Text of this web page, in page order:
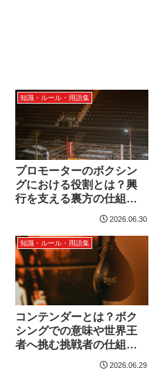
知識・ルール・用語集
プロモーターのボクシン
グにおける役割とは？興
行を支える裏方の仕組み
2026.06.30
知識・ルール・用語集
コンテンダーとは？ボク
シングでの意味や世界王
者へ挑む挑戦者の仕組み
2026.06.29